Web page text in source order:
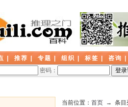
推荐 专题 组织 标签 咨询
密码：
当前位置： 首页 → 条目